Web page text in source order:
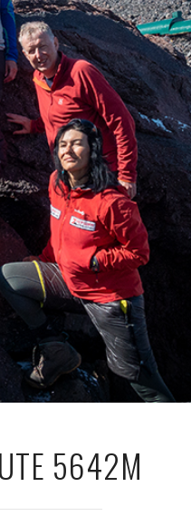
5642M